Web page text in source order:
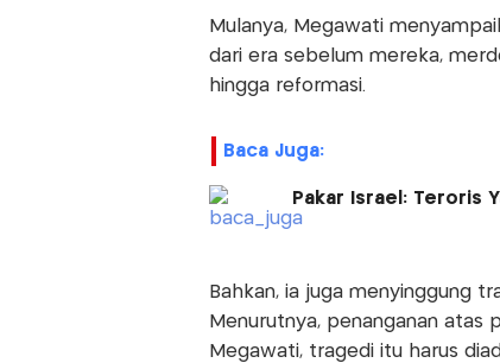
Mulanya, Megawati
dari era sebelum mereka,
hingga reformasi.
Baca Juga:
Pakar Israel: Teroris
Bahkan, ia juga menyinggung
Menurutnya, penanganan atas
Megawati, tragedi itu harus